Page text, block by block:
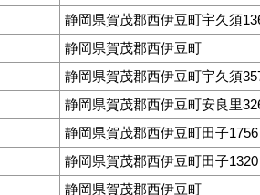
静岡県賀茂郡西伊豆町宇久須
静岡県賀茂郡西伊豆町
静岡県賀茂郡西伊豆町宇久須
静岡県賀茂郡西伊豆町安良里
静岡県賀茂郡西伊豆町田子1756
静岡県賀茂郡西伊豆町田子1320
静岡県賀茂郡西伊豆町